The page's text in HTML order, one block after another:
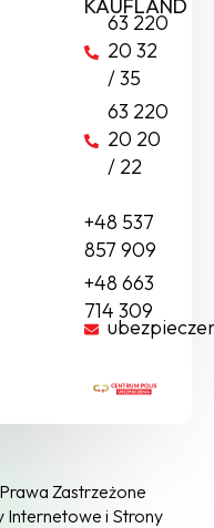
KAUFLAND
63 220
20 32
/ 35
63 220
20 20
/ 22
+48 537
857 909
+48 663
714 309
Zastrzeżone
Internetowe i Strony